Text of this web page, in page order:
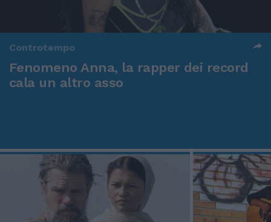
Controtempo
Fenomeno Anna, la rapper dei record
cala un altro asso